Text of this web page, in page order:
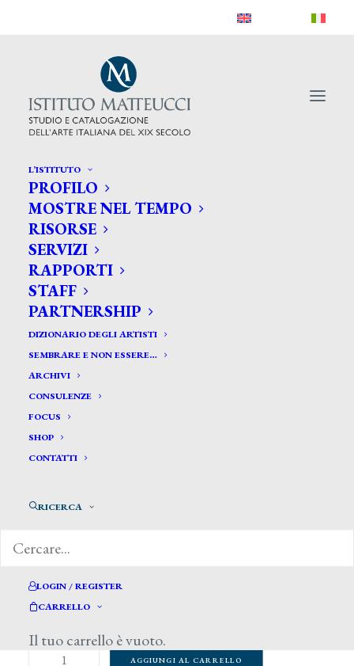
L’ISTITUTO
PROFILO
MOSTRE NEL TEMPO
RISORSE
SERVIZI
RAPPORTI
STAFF
PARTNERSHIP
DIZIONARIO DEGLI ARTISTI
SEMBRARE E NON ESSERE…
ARCHIVI
CONSULENZE
FOCUS
SHOP
CONTATTI
RICERCA
LOGIN / REGISTER
CARRELLO
Il tuo carrello è vuoto.
1 disponibili
Mario
AGGIUNGI AL CARRELLO